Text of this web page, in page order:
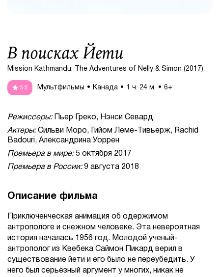
В поисках Йети
Mission Kathmandu: The Adventures of Nelly & Simon (2017)
5.5 Мультфильмы Канада 1 ч. 24 м. 6+
Режиссеры:Пьер Греко, Нэнси Севард
Актеры:Сильви Моро, Гийом Леме-Тивьерж, Rachid
Badouri, Александрина Уоррен
Премьера в мире:5 октября 2017
Премьера в России:9 августа 2018
Описание фильма
Приключенческая анимация об одержимом
антропологе и снежном человеке. Эта невероятная
история началась 1956 год. Молодой ученый-
антрополог из Квебека Саймон Пикард верил в
существование йети и его было не переубедить. У
него был серьёзный аргумент у многих, никак не